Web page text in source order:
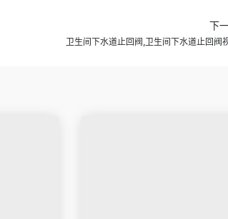
下
卫生间下水道止回阀,卫生间下水道止回阀